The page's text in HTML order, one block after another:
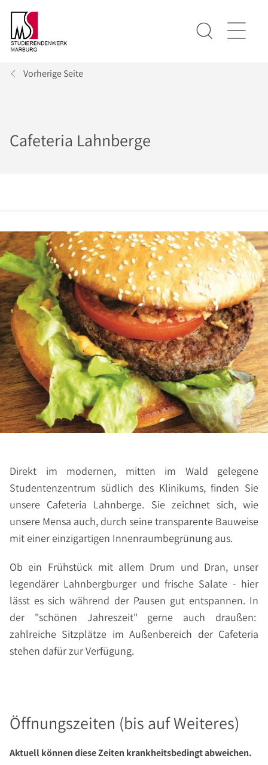
Vorherige Seite
Cafeteria Lahnberge
Direkt im modernen, mitten im Wald gelegene
Studentenzentrum südlich des Klinikums, finden Sie
unsere Cafeteria Lahnberge. Sie zeichnet sich, wie
unsere Mensa auch, durch seine transparente Bauweise
mit einer einzigartigen Innenraumbegrünung aus.
Ob ein Frühstück mit allem Drum und Dran, unser
legendärer Lahnbergburger und frische Salate - hier
lässt es sich während der Pausen gut entspannen. In
der "schönen Jahreszeit" gerne auch draußen:
zahlreiche Sitzplätze im Außenbereich der Cafeteria
stehen dafür zur Verfügung.
Öffnungszeiten (bis auf Weiteres)
Aktuell können diese Zeiten krankheitsbedingt abweichen.